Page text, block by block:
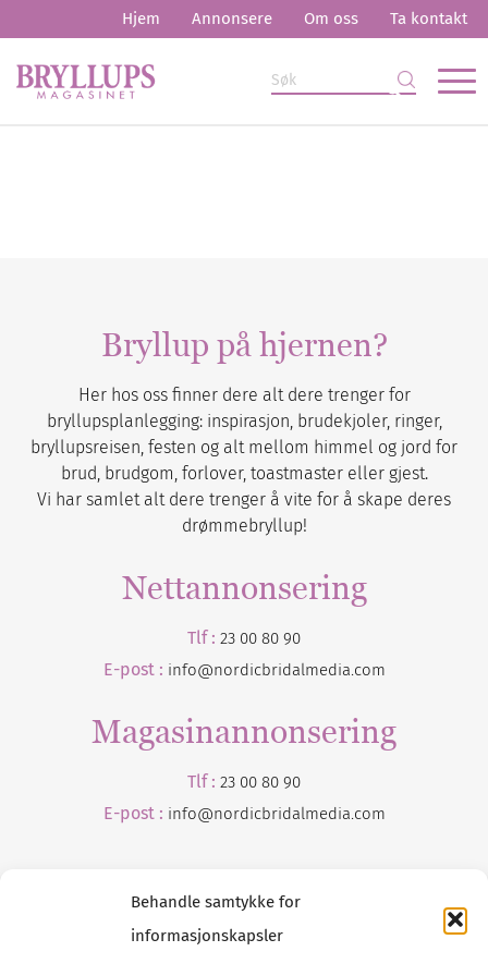
Behandle samtykke for
informasjonskapsler
Hjem Annonsere Om oss Ta kontakt
Bryllup på hjernen?
Her hos oss finner dere alt dere trenger for
bryllupsplanlegging: inspirasjon, brudekjoler, ringer,
bryllupsreisen, festen og alt mellom himmel og jord for
brud, brudgom, forlover, toastmaster eller gjest.
Vi har samlet alt dere trenger å vite for å skape deres
drømmebryllup!
Nettannonsering
Tlf : 23 00 80 90
E-post : info@nordicbridalmedia.com
Magasinannonsering
Tlf : 23 00 80 90
E-post : info@nordicbridalmedia.com